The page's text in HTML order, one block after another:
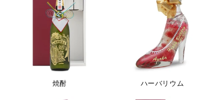
焼酎 ハーバリウム